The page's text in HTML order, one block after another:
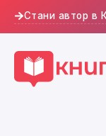
Стани автор в